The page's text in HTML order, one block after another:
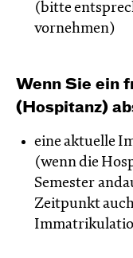
(bitte
vornehmen)
Wenn Sie ein
(Hospitanz)
eine aktuelle
(wenn die
Semester
Zeitpunkt